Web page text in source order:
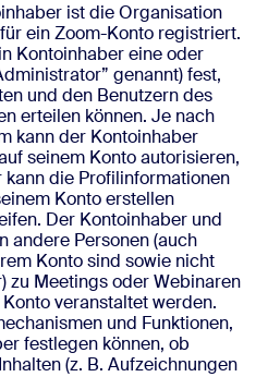
ist die Organisation
ein Zoom-Konto registriert.
Kontoinhaber eine oder
genannt) fest,
und den Benutzern des
erteilen können. Je nach
kann der Kontoinhaber
seinem Konto autorisieren,
die Profilinformationen
Konto erstellen
Der Kontoinhaber und
andere Personen (auch
Konto sind sowie nicht
zu Meetings oder Webinaren
veranstaltet werden.
und Funktionen,
festlegen können, ob
(z. B. Aufzeichnungen